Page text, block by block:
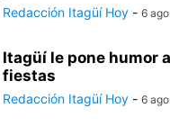
Redacción Itagüí Hoy - 6
Itagüí le pone humor
fiestas
Redacción Itagüí Hoy - 6